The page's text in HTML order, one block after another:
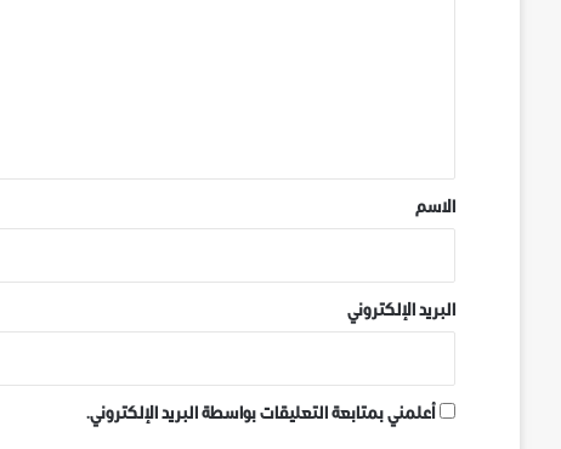
*الاسم
البريد الإلكتروني
أعلمني بمتابعة التعليقات بواسطة البريد الإلكتروني.